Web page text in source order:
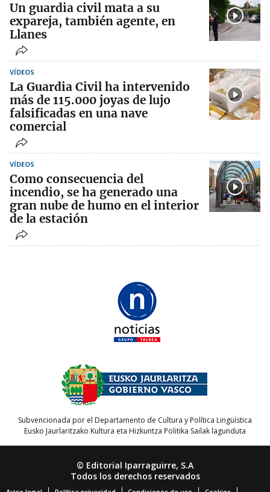
Un guardia civil mata a su
expareja, también agente, en
Llanes
VÍDEOS
La Guardia Civil ha intervenido
más de 115.000 joyas de lujo
falsificadas en una nave
comercial
VÍDEOS
Como consecuencia del
incendio, se ha generado una
gran nube de humo en el interior
de la estación
Subvencionada por el Departamento de Cultura y Política Lingüística
Eusko Jaurlaritzako Kultura eta Hizkuntza Politika Sailak lagunduta
© Editorial Iparraguirre, S.A
Todos los derechos reservados